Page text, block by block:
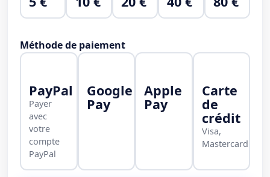
Méthode de paiement
PayPal
Payer
avec
votre
compte
PayPal
Google
Pay
Apple
Pay
Carte
de
crédit
Visa,
Mastercard